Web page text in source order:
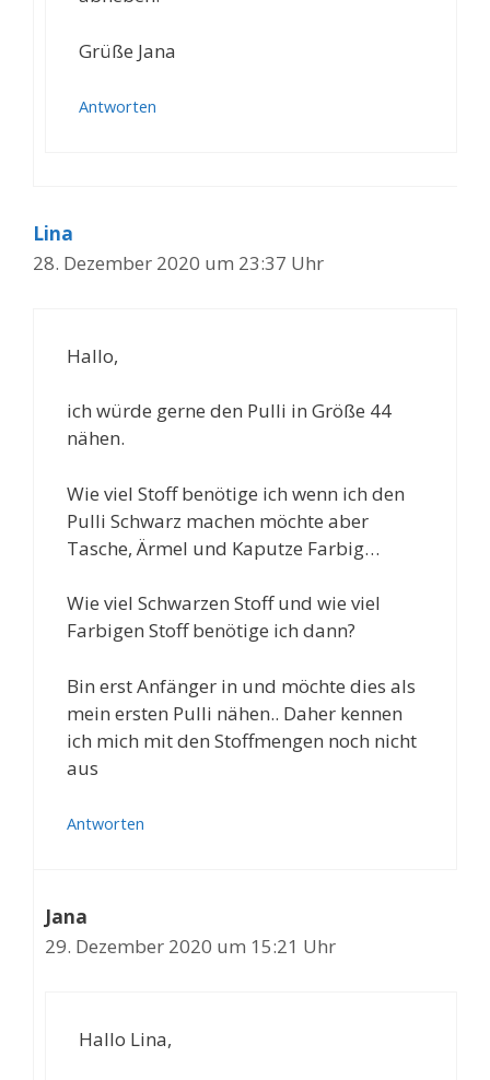
Grüße Jana
Antworten
Lina
28. Dezember 2020 um 23:37 Uhr
Hallo,
ich würde gerne den Pulli in Größe 44
nähen.
Wie viel Stoff benötige ich wenn ich den
Pulli Schwarz machen möchte aber
Tasche, Ärmel und Kaputze Farbig…
Wie viel Schwarzen Stoff und wie viel
Farbigen Stoff benötige ich dann?
Bin erst Anfänger in und möchte dies als
mein ersten Pulli nähen.. Daher kennen
ich mich mit den Stoffmengen noch nicht
aus
Antworten
Jana
29. Dezember 2020 um 15:21 Uhr
Hallo Lina,